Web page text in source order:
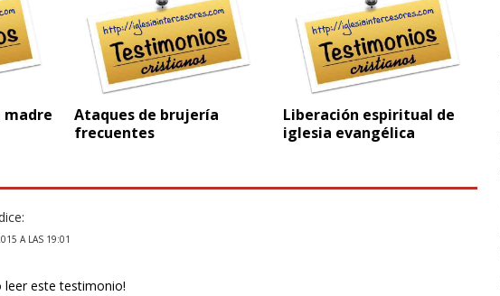
madre
Ataques de brujería
frecuentes
Liberación espiritual de
iglesia evangélica
A LAS 19:01
leer este testimonio!